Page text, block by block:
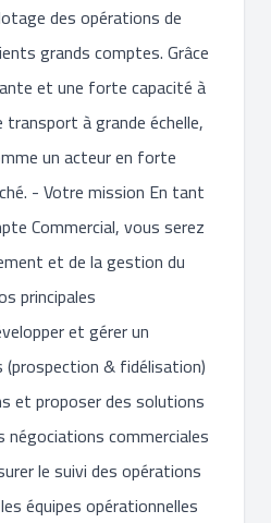
des opérations de
grands comptes. Grâce
et une forte capacité à
à grande échelle,
un acteur en forte
- Votre mission En tant
Commercial, vous serez
et de la gestion du
principales
et gérer un
& fidélisation)
et proposer des solutions
commerciales
le suivi des opérations
équipes opérationnelles